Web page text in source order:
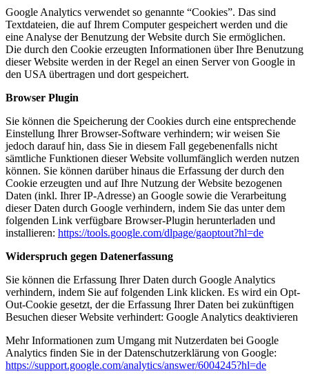
Google Analytics verwendet so genannte “Cookies”. Das sind
Textdateien, die auf Ihrem Computer gespeichert werden und die
eine Analyse der Benutzung der Website durch Sie ermöglichen.
Die durch den Cookie erzeugten Informationen über Ihre Benutzung
dieser Website werden in der Regel an einen Server von Google in
den USA übertragen und dort gespeichert.
Browser Plugin
Sie können die Speicherung der Cookies durch eine entsprechende
Einstellung Ihrer Browser-Software verhindern; wir weisen Sie
jedoch darauf hin, dass Sie in diesem Fall gegebenenfalls nicht
sämtliche Funktionen dieser Website vollumfänglich werden nutzen
können. Sie können darüber hinaus die Erfassung der durch den
Cookie erzeugten und auf Ihre Nutzung der Website bezogenen
Daten (inkl. Ihrer IP-Adresse) an Google sowie die Verarbeitung
dieser Daten durch Google verhindern, indem Sie das unter dem
folgenden Link verfügbare Browser-Plugin herunterladen und
installieren: https://tools.google.com/dlpage/gaoptout?hl=de
Widerspruch gegen Datenerfassung
Sie können die Erfassung Ihrer Daten durch Google Analytics
verhindern, indem Sie auf folgenden Link klicken. Es wird ein Opt-
Out-Cookie gesetzt, der die Erfassung Ihrer Daten bei zukünftigen
Besuchen dieser Website verhindert: Google Analytics deaktivieren
Mehr Informationen zum Umgang mit Nutzerdaten bei Google
Analytics finden Sie in der Datenschutzerklärung von Google:
https://support.google.com/analytics/answer/6004245?hl=de